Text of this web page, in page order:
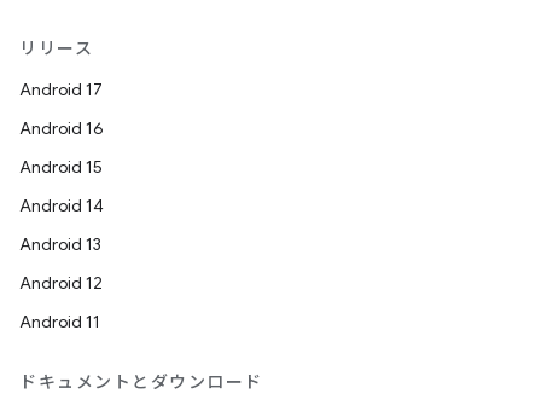
リリース
Android 17
Android 16
Android 15
Android 14
Android 13
Android 12
Android 11
ドキュメントとダウンロード